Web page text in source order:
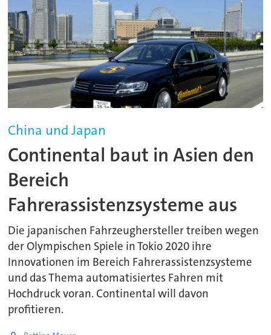
China und Japan
Continental baut in Asien den
Bereich
Fahrerassistenzsysteme aus
Die japanischen Fahrzeughersteller treiben wegen
der Olympischen Spiele in Tokio 2020 ihre
Innovationen im Bereich Fahrerassistenzsysteme
und das Thema automatisiertes Fahren mit
Hochdruck voran. Continental will davon
profitieren.